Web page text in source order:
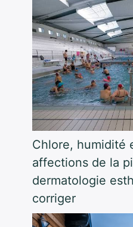
Chlore, humidité
affections de la
dermatologie
corriger